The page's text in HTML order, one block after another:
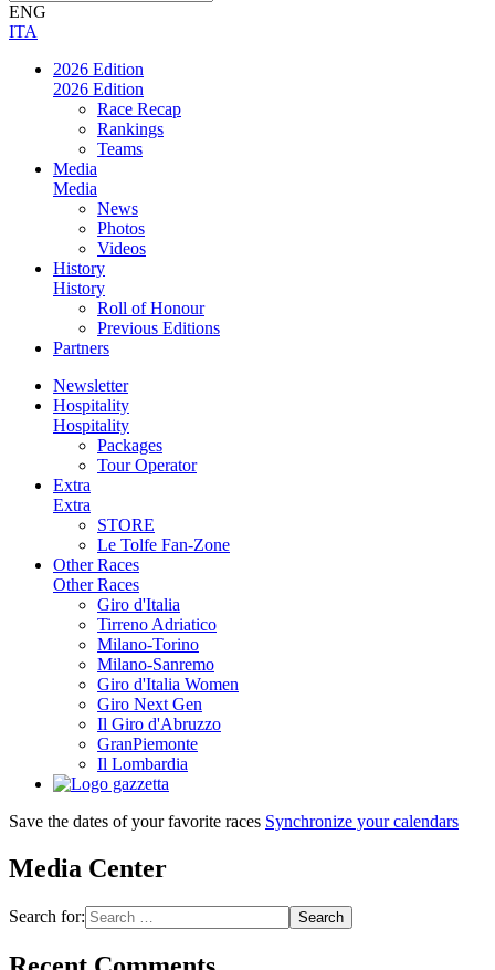
ENG
ITA
2026 Edition
2026 Edition
Race Recap
Rankings
Teams
Media
Media
News
Photos
Videos
History
History
Roll of Honour
Previous Editions
Partners
Newsletter
Hospitality
Hospitality
Packages
Tour Operator
Extra
Extra
STORE
Le Tolfe Fan-Zone
Other Races
Other Races
Giro d'Italia
Tirreno Adriatico
Milano-Torino
Milano-Sanremo
Giro d'Italia Women
Giro Next Gen
Il Giro d'Abruzzo
GranPiemonte
Il Lombardia
Save the dates of your favorite races Synchronize your calendars
Media Center
Search for: